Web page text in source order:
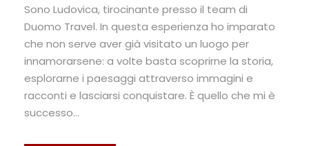
Sono Ludovica, tirocinante presso il team di
Duomo Travel. In questa esperienza ho imparato
che non serve aver già visitato un luogo per
innamorarsene: a volte basta scoprirne la storia,
esplorarne i paesaggi attraverso immagini e
racconti e lasciarsi conquistare. È quello che mi è
successo...